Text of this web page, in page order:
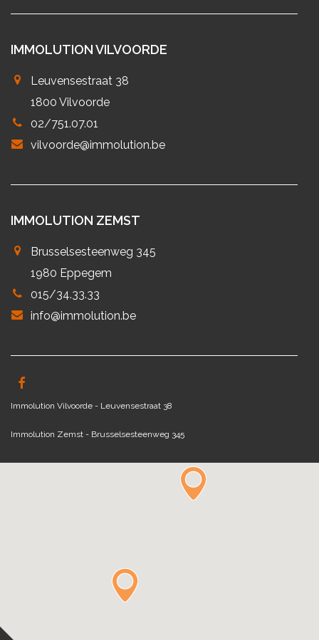
IMMOLUTION VILVOORDE
Leuvensestraat 38
1800 Vilvoorde
02/751.07.01
vilvoorde@immolution.be
IMMOLUTION ZEMST
Brusselsesteenweg 345
1980 Eppegem
015/34.33.33
info@immolution.be
Immolution Vilvoorde - Leuvensestraat 38
Immolution Zemst - Brusselsesteenweg 345